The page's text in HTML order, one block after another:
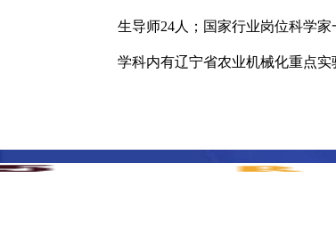
生导师24人；国家行业岗位科学
学科内有辽宁省农业机械化重点实